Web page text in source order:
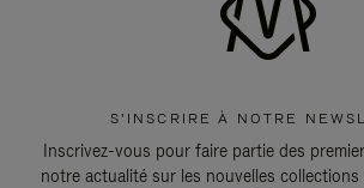
S'INSCRIRE À NOTRE
Inscrivez-vous pour faire partie des
notre actualité sur les nouvelles collections